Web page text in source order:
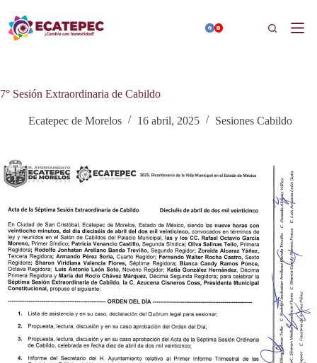
contenido
Buscar
7° Sesión Extraordinaria de Cabildo
Ecatepec de Morelos 16 abril, 2025 Sesiones Cabildo